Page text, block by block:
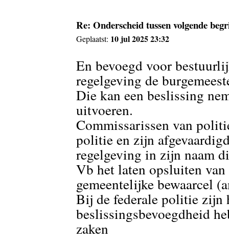
Re: Onderscheid tussen volgende
Geplaatst: 10 jul 2025 23:32
En bevoegd voor
regelgeving de
Die kan een beslissing
uitvoeren.
Commissarissen van
politie en zijn
regelgeving in zijn naam
Vb het laten opsluiten
gemeentelijke bewaarcel
Bij de federale politie zijn
beslissingsbevoegdheid
zaken